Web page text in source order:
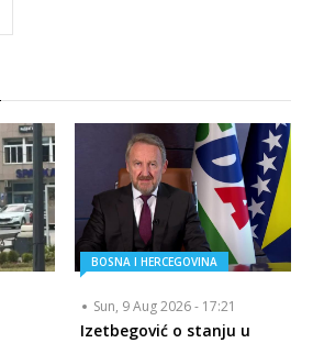
BOSNA I HERCEGOVINA
Sun, 9 Aug 2026 - 17:21
Izetbegović o stanju u